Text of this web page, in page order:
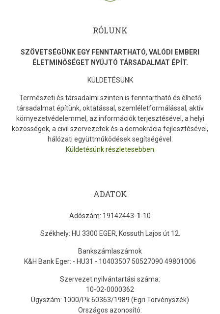
RÓLUNK
SZÖVETSÉGÜNK EGY FENNTARTHATÓ, VALÓDI EMBERI
ÉLETMINŐSÉGET NYÚJTÓ TÁRSADALMAT ÉPÍT.
KÜLDETÉSÜNK
Természeti és társadalmi szinten is fenntartható és élhető
társadalmat építünk, oktatással, szemléletformálással, aktív
környezetvédelemmel, az információk terjesztésével, a helyi
közösségek, a civil szervezetek és a demokrácia fejlesztésével,
hálózati együttműködések segítségével.
Küldetésünk részletesebben
ADATOK
Adószám: 19142443-1 -10
Székhely: HU 3300 EGER, Kossuth Lajos út 12.
Bankszámlaszámok
K&H Bank Eger: - HU31 - 10403507 50527090 49801006
Szervezet nyilvántartási száma:
10-02-0000362
Ügyszám: 1000/Pk.60363/1989 (Egri Törvényszék)
Országos azonosító: